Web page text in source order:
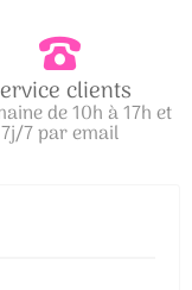
clients
de 10h à 17h et
7j/7 par email